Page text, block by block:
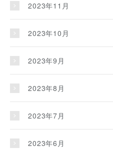
2023年11月
2023年10月
2023年9月
2023年8月
2023年7月
2023年6月